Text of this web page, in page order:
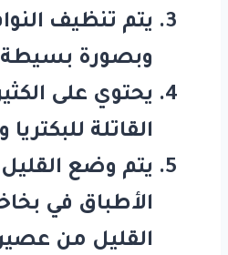
يتم تنظيف
وبصورة
يحتوي على
القاتلة
يتم وضع
الأطباق في
القليل من